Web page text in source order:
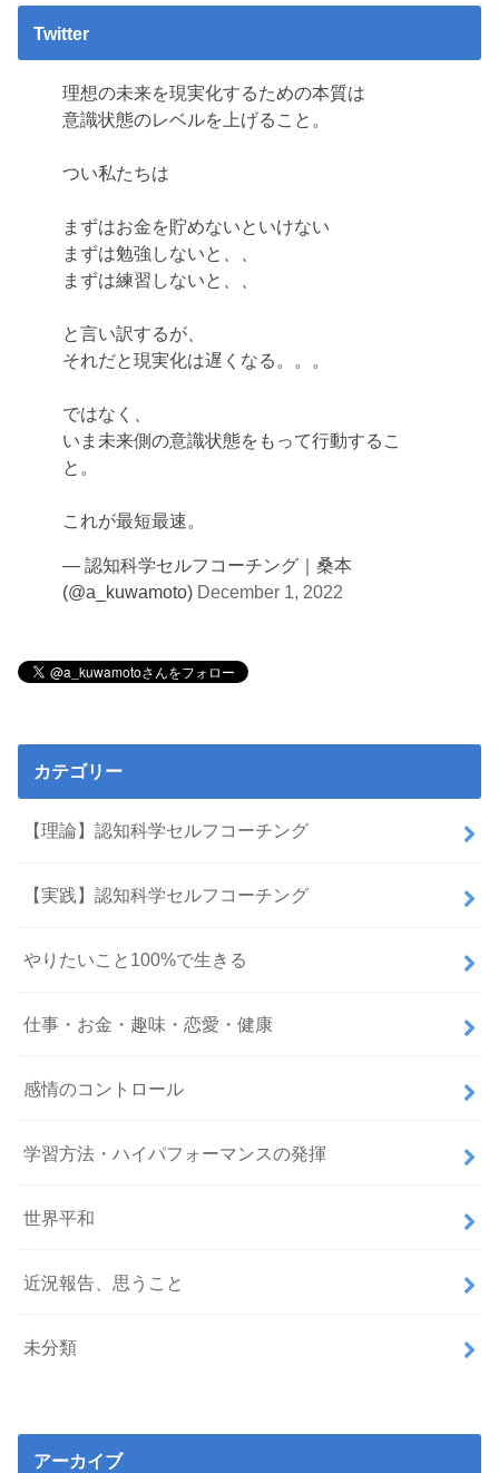
Twitter
理想の未来を現実化するための本質は
意識状態のレベルを上げること。
つい私たちは
まずはお金を貯めないといけない
まずは勉強しないと、、
まずは練習しないと、、
と言い訳するが、
それだと現実化は遅くなる。。。
ではなく、
いま未来側の意識状態をもって行動するこ
と。
これが最短最速。
— 認知科学セルフコーチング｜桑本
(@a_kuwamoto) December 1, 2022
カテゴリー
【理論】認知科学セルフコーチング
【実践】認知科学セルフコーチング
やりたいこと100%で生きる
仕事・お金・趣味・恋愛・健康
感情のコントロール
学習方法・ハイパフォーマンスの発揮
世界平和
近況報告、思うこと
未分類
アーカイブ